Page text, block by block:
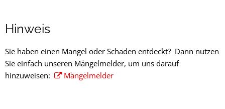
Hinweis
Sie haben einen Mangel oder Schaden entdeckt? Dann nutzen
Sie einfach unseren Mängelmelder, um uns darauf
hinzuweisen:
Mängelmelder